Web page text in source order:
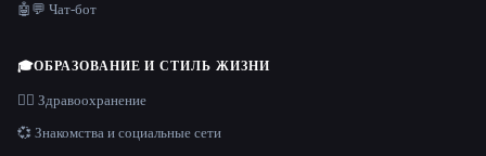
🤖💬 Чат-бот
🎓ОБРАЗОВАНИЕ И СТИЛЬ ЖИЗНИ
👩‍⚕️ Здравоохранение
💞 Знакомства и социальные сети